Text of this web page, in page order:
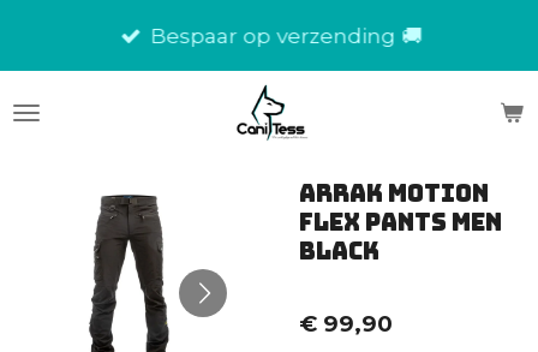
de
Bespaar op verzending 🚚
Arrak Motion
Flex Pants men
black
€ 99,90